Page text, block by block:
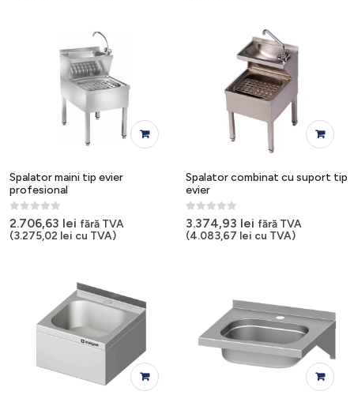
Spalator maini tip evier
profesional
0out of 5
2.706,63 lei fără TVA
(3.275,02 lei cu TVA)
Spalator combinat cu suport tip
evier
0out of 5
3.374,93 lei fără TVA
(4.083,67 lei cu TVA)